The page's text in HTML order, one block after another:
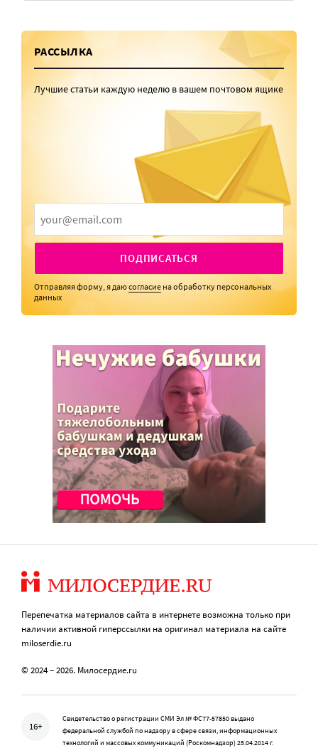
РАССЫЛКА
Лучшие статьи каждую неделю в вашем почтовом ящике
ПОДПИСАТЬСЯ
Отправляя форму, я даюсогласие на обработку персональных
данных
Перепечатка материалов сайта в интернете возможна только при
наличии активной гиперссылки на оригинал материала на сайте
miloserdie.ru
© 2024 – 2026. Милосердие.ru
16+
Свидетельство о регистрации СМИ Эл № ФС77-57850 выдано
федеральной службой по надзору в сфере связи, информационных
технологий и массовых коммуникаций (Роскомнадзор) 25.04.2014 г.